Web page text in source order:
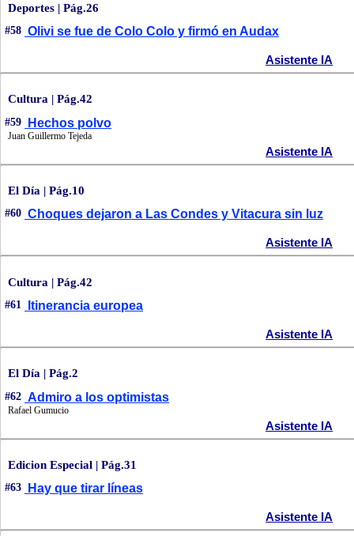
Deportes | Pág.26
#58 Olivi se fue de Colo Colo y firmó en Audax
Asistente IA
Cultura | Pág.42
#59 Hechos polvo
Juan Guillermo Tejeda
Asistente IA
El Día | Pág.10
#60 Choques dejaron a Las Condes y Vitacura sin luz
Asistente IA
Cultura | Pág.42
#61 Itinerancia europea
Asistente IA
El Día | Pág.2
#62 Admiro a los optimistas
Rafael Gumucio
Asistente IA
Edicion Especial | Pág.31
#63 Hay que tirar líneas
Asistente IA